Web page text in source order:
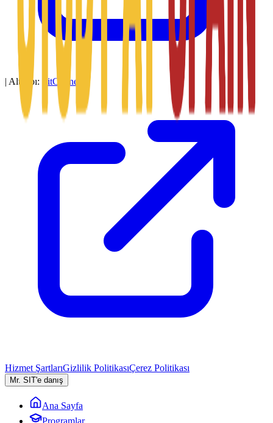
| Altyapı: SitConnect
Hizmet ŞartlarıGizlilik PolitikasıÇerez Politikası
Mr. SIT'e danış
Ana Sayfa
Programlar